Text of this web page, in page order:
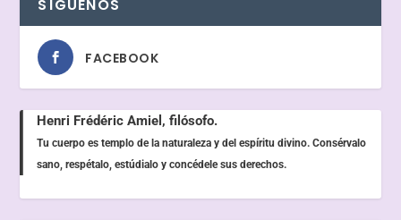
SÍGUENOS
FACEBOOK
Henri Frédéric Amiel, filósofo.
Tu cuerpo es templo de la naturaleza y del espíritu divino. Consérvalo
sano, respétalo, estúdialo y concédele sus derechos.